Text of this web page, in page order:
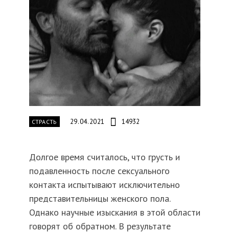
СТРАСТЬ 29.04.2021 14932
Долгое время считалось, что грусть и
подавленность после сексуального
контакта испытывают исключительно
представительницы женского пола.
Однако научные изыскания в этой области
говорят об обратном. В результате